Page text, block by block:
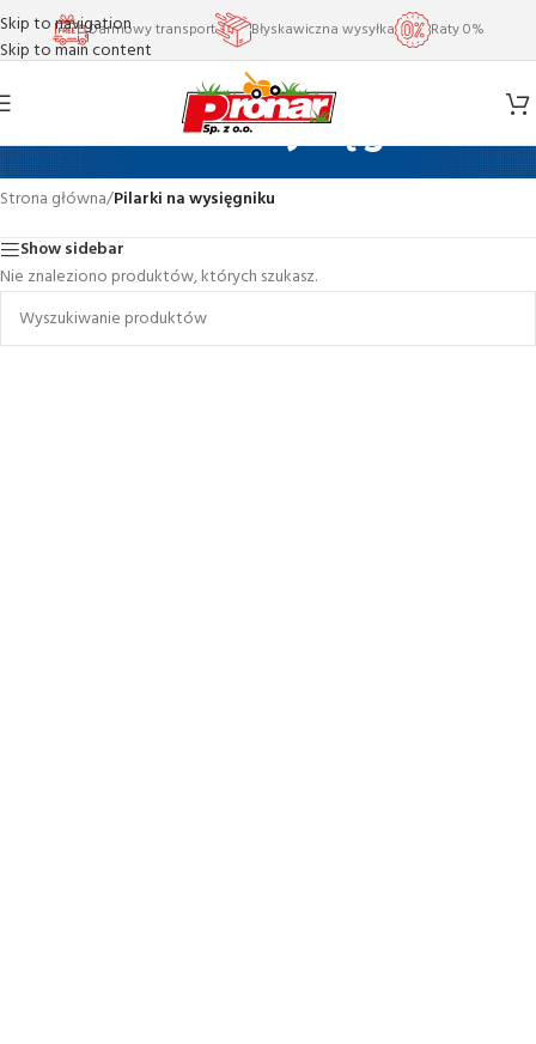
Skip to navigation
Skip to main content
Darmowy transport Błyskawiczna wysyłka Raty 0%
Pilarki na wysięgniku
Strona główna/Pilarki na wysięgniku
Show sidebar
Nie znaleziono produktów, których szukasz.